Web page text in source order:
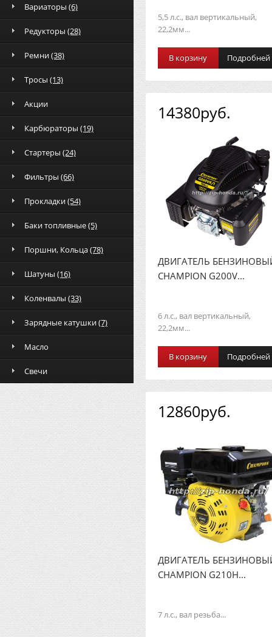
Вариаторы (6)
Редукторы (28)
Ремни(38)
Тросы (13)
Акции
Карбюраторы (19)
Стартеры (24)
Фильтры (66)
Прокладки(54)
Баки топливные(5)
Поршни, Кольца(78)
Шатуны (16)
Коленвалы (33)
Зарядные катушки(7)
Масло
Свечи
5,5 л.с., вал вертикальный,
22,2мм...
В корзину Подробней
14380руб.
ДВИГАТЕЛЬ
CHAMPION G200V...
6 л.с., вал вертикальный,
22,2мм...
В корзину Подробней
12860руб.
ДВИГАТЕЛЬ
CHAMPION G210H...
7 л.с., вал резьба...